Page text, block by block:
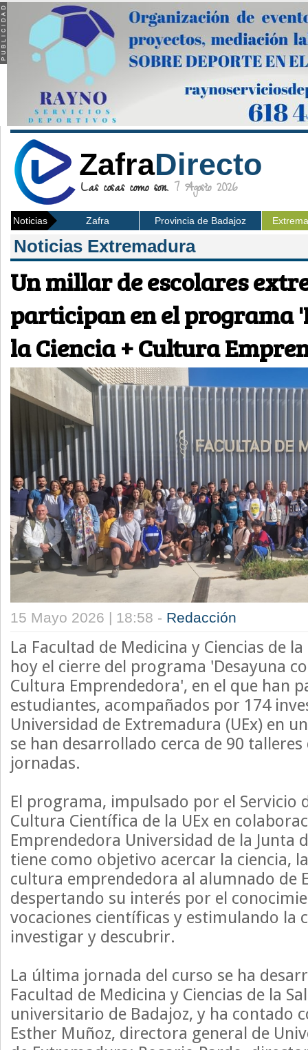
ZafraDirecto
Las cosas como son. 7 Agosto 2026
Noticias Zafra Provincia de Badajoz
Noticias Extremadura
Un millar de escolares
participan en el programa
la Ciencia + Cultura
15 Mayo 2026 | 18:58 - Redacción
La Facultad de Medicina y Ciencias de
hoy el cierre del programa 'Desayuna
Cultura Emprendedora', en el que han
estudiantes, acompañados por 174
Universidad de Extremadura (UEx) en
se han desarrollado cerca de 90
jornadas.
El programa, impulsado por el Servicio
Cultura Científica de la UEx en
Emprendedora Universidad de la Junta
tiene como objetivo acercar la ciencia,
cultura emprendedora al alumnado de
despertando su interés por el
vocaciones científicas y estimulando la
investigar y descubrir.
La última jornada del curso se ha
Facultad de Medicina y Ciencias de la
universitario de Badajoz, y ha contado
Esther Muñoz, directora general de